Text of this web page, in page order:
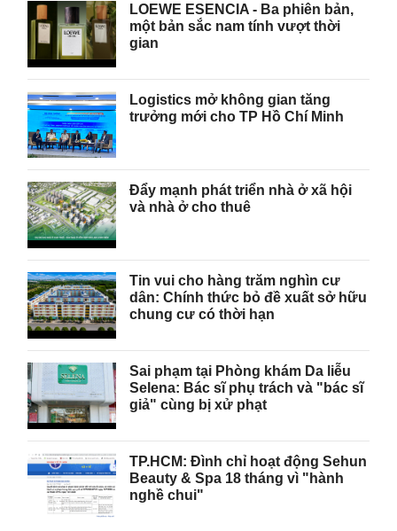
LOEWE ESENCIA - Ba phiên bản,
một bản sắc nam tính vượt thời
gian
Logistics mở không gian tăng
trưởng mới cho TP Hồ Chí Minh
Đẩy mạnh phát triển nhà ở xã hội
và nhà ở cho thuê
Tin vui cho hàng trăm nghìn cư
dân: Chính thức bỏ đề xuất sở hữu
chung cư có thời hạn
Sai phạm tại Phòng khám Da liễu
Selena: Bác sĩ phụ trách và "bác sĩ
giả" cùng bị xử phạt
TP.HCM: Đình chỉ hoạt động Sehun
Beauty & Spa 18 tháng vì "hành
nghề chui"